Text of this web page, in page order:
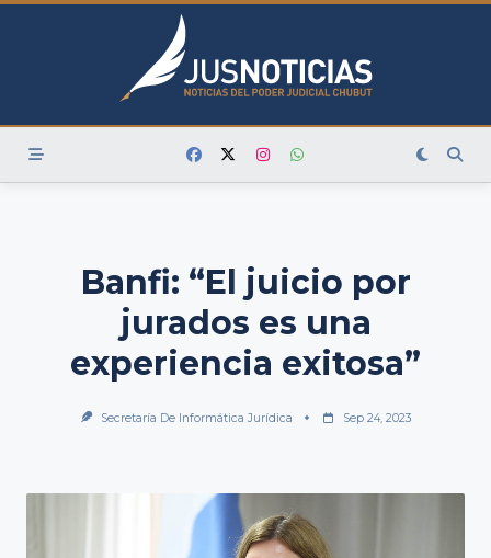
Skip
Banfi: “El juicio por
jurados es una
experiencia exitosa”
Secretaría De Informática Jurídica Sep 24, 2023